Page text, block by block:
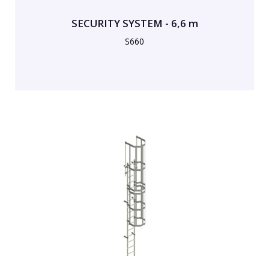
SECURITY SYSTEM - 6,6 m
S660